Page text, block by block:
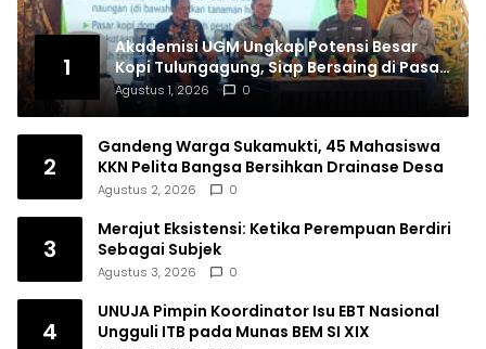
1
Akademisi UGM Ungkap Potensi Besar
Kopi Tulungagung, Siap Bersaing di Pasar
Nasional hingga Dunia
Agustus 1, 2026 0
2
Gandeng Warga Sukamukti, 45 Mahasiswa
KKN Pelita Bangsa Bersihkan Drainase Desa
Agustus 2, 2026 0
3
Merajut Eksistensi: Ketika Perempuan Berdiri
Sebagai Subjek
Agustus 3, 2026 0
4
UNUJA Pimpin Koordinator Isu EBT Nasional
Ungguli ITB pada Munas BEM SI XIX